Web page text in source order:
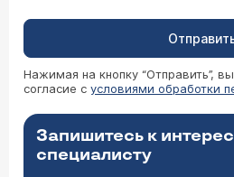
Нажимая на кнопку “Отправить”,
согласие с условиями обработки
Запишитесь к
специалисту